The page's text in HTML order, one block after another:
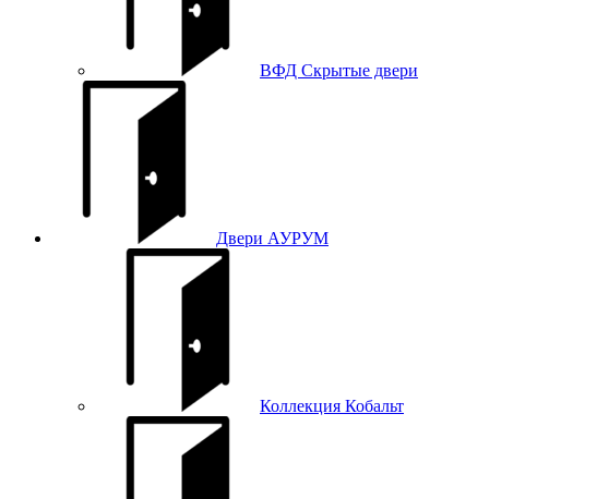
ВФД Скрытые двери
Двери АУРУМ
Коллекция Кобальт